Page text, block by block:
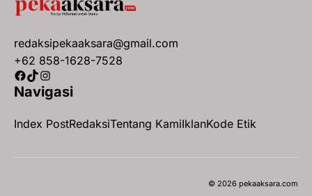
redaksipekaaksara@gmail.com
+62 858-1628-7528
Facebook
TikTok
Instagram
Navigasi
Index PostRedaksiTentang KamiIklanKode Etik
© 2026 pekaaksara.com